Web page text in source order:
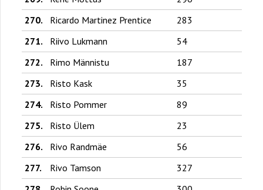
270.
Ricardo Martinez Prentice
283
271.
Riivo Lukmann
54
272.
Rimo Männistu
187
273.
Risto Kask
35
274.
Risto Pommer
89
275.
Risto Ülem
23
276.
Rivo Randmäe
56
277.
Rivo Tamson
327